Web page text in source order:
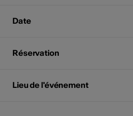
Date
Réservation
Lieu de l'événement